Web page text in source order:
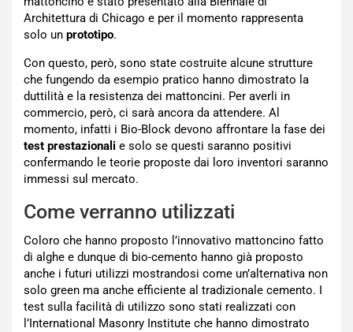
Architettura di Chicago e per il momento rappresenta
solo un prototipo.
Con questo, però, sono state costruite alcune strutture
che fungendo da esempio pratico hanno dimostrato la
duttilità e la resistenza dei mattoncini. Per averli in
commercio, però, ci sarà ancora da attendere. Al
momento, infatti i Bio-Block devono affrontare la fase dei
test prestazionali e solo se questi saranno positivi
confermando le teorie proposte dai loro inventori saranno
immessi sul mercato.
Come verranno utilizzati
Coloro che hanno proposto l’innovativo mattoncino fatto
di alghe e dunque di bio-cemento hanno già proposto
anche i futuri utilizzi mostrandosi come un’alternativa non
solo green ma anche efficiente al tradizionale cemento. I
test sulla facilità di utilizzo sono stati realizzati con
l’International Masonry Institute che hanno dimostrato